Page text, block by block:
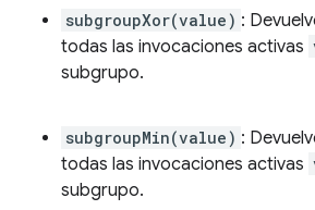
subgroupXor(value) :
todas las invocaciones activas
subgrupo.
subgroupMin(value) :
todas las invocaciones activas
subgrupo.